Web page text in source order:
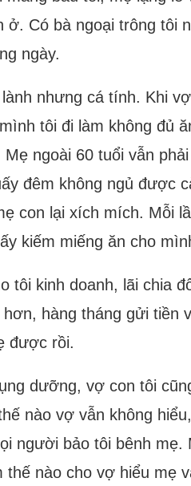
Có bà ngoại trông tôi
ngày.
nhưng cá tính. Khi
tôi đi làm không đủ
ngoài 60 tuổi vẫn
đêm không ngủ được
con lại xích mích. Mỗi
kiếm miếng ăn cho
tôi kinh doanh, lãi chia
hàng tháng gửi tiền
được rồi.
dưỡng, vợ con tôi
nào vợ vẫn không
người bảo tôi bênh mẹ.
nào cho vợ hiểu mẹ